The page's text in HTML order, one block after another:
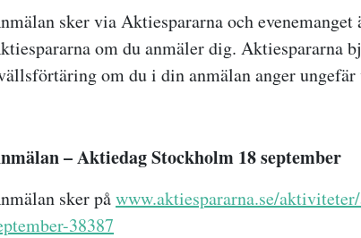
sker via Aktiespararna och
om du anmäler dig. Aktiespararna
om du i din anmälan anger
– Aktiedag Stockholm 18 september
sker påwww.aktiespararna.se/
38387